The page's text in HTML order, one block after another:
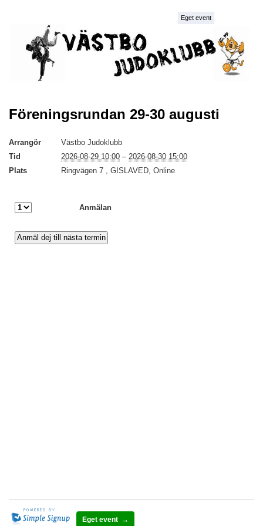
Eget event
Föreningsrundan 29-30 augusti
Arrangör
Västbo Judoklubb
Tid
2026-08-29 10:00 – 2026-08-30 15:00
Plats
Ringvägen 7 , GISLAVED, Online
Anmälan
Eget event →